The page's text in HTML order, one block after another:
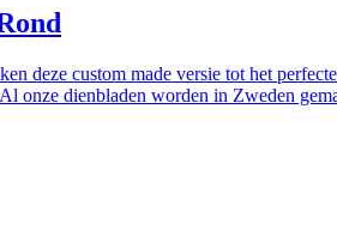
deze custom made versie tot het
onze dienbladen worden in Zweden